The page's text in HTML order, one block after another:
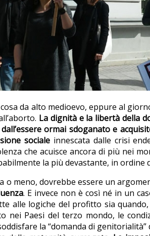
da alto medioevo, eppure al
La dignità e la libertà della
ormai sdoganato e
sociale innescata dalle crisi
che acuisce ancora di più nei
la più devastante, in ordine
o meno, dovrebbe essere un
. E invece non è così né in un
alle logiche del profitto sia
nei Paesi del terzo mondo, le
la “domanda di